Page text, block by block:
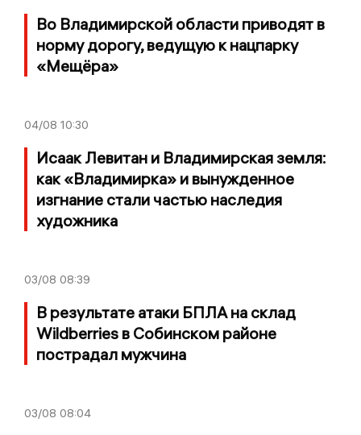
Во Владимирской области приводят в
норму дорогу, ведущую к нацпарку
«Мещёра»
04/08 10:30
Исаак Левитан и Владимирская земля:
как «Владимирка» и вынужденное
изгнание стали частью наследия
художника
03/08 08:39
В результате атаки БПЛА на склад
Wildberries в Собинском районе
пострадал мужчина
03/08 08:04